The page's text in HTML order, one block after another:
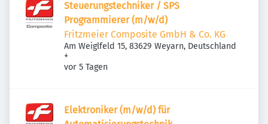
Steuerungstechniker / SPS
Programmierer (m/w/d)
Fritzmeier Composite GmbH & Co. KG
Am Weiglfeld 15, 83629 Weyarn, Deutschland
+
Veröffentlicht
vor 5 Tagen
Elektroniker (m/w/d) für